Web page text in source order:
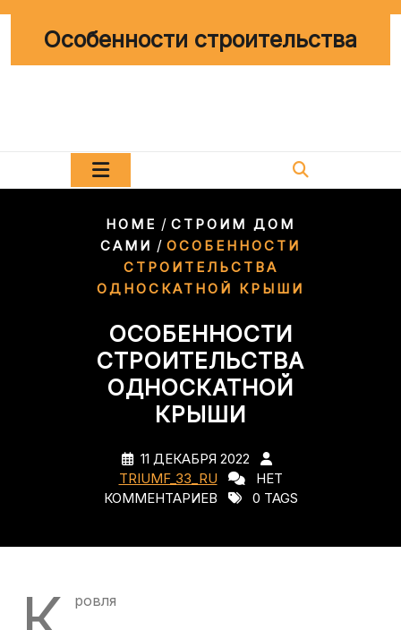
Перейти
содержимому
Особенности строительства
HOME / СТРОИМ ДОМ
САМИ / ОСОБЕННОСТИ
СТРОИТЕЛЬСТВА
ОДНОСКАТНОЙ КРЫШИ
ОСОБЕННОСТИ
СТРОИТЕЛЬСТВА
ОДНОСКАТНОЙ
КРЫШИ
11 ДЕКАБРЯ 2022
TRIUMF_33_RU
НЕТ
КОММЕНТАРИЕВ
0 TAGS
ровля